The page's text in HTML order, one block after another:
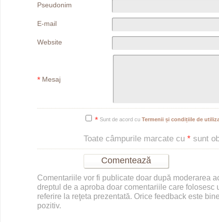
Pseudonim
E-mail
Website
* Mesaj
* Sunt de acord cu Termenii și condițiile de
Toate câmpurile marcate cu * sunt
Comentariile vor fi publicate doar după moderarea
dreptul de a aproba doar comentariile care folosesc
referire la reţeta prezentată. Orice feedback este
pozitiv.